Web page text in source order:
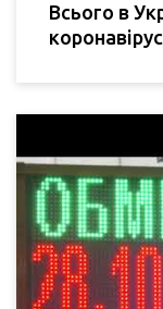
Всього в